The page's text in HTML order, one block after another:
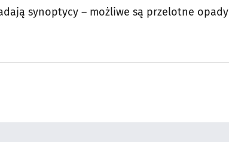
synoptycy – możliwe są przelotne opady